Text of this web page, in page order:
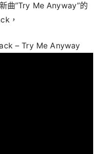
曲”Try Me Anyway”的
，
– Try Me Anyway